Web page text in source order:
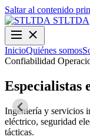
Saltar al contenido
STLTDA
InicioQuiénes somos
Confiabilidad
Especialistas
Ingeniería y servicios
eléctrico, seguridad
tácticas.